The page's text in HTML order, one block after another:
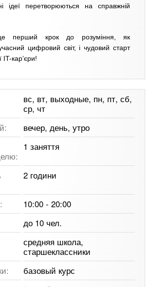
ідеї перетворюються на справжній
крок до розуміння, як
цифровий світ, і чудовий старт
кар’єри!
вс, вт, выходные, пн, пт, сб,
ср, чт
вечер, день, утро
1 заняття
2 години
10:00 - 20:00
до 10 чел.
средняя школа,
старшеклассники
базовый курс